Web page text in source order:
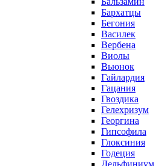
Бархатцы
Бегония
Василек
Вербена
Виолы
Вьюнок
Гайлардия
Гацания
Гвоздика
Гелехризум
Георгина
Гипсофила
Глоксиния
Годеция